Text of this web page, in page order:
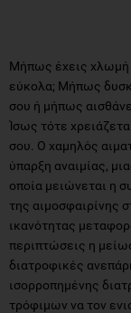
Μήπως έχεις χλωμή
εύκολα; Μήπως
σου ή μήπως
Ίσως τότε
σου. Ο χαμηλός
ύπαρξη αναιμίας,
οποία μειώνεται η
της αιμοσφαιρίνης
ικανότητας
περιπτώσεις η
διατροφικές
ισορροπημένης
τρόφιμων να τον